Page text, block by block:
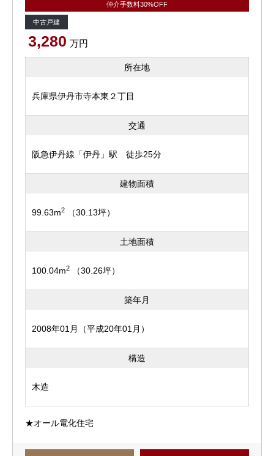
仲介手数料30%OFF
中古戸建
3,280 万円
所在地
兵庫県伊丹市寺本東２丁目
交通
阪急伊丹線「伊丹」駅 徒歩25分
建物面積
99.63m2 （30.13坪）
土地面積
100.04m2 （30.26坪）
築年月
2008年01月（平成20年01月）
構造
木造
★オール電化住宅